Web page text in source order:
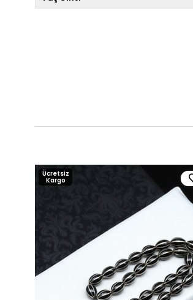
Ücretsiz
Kargo